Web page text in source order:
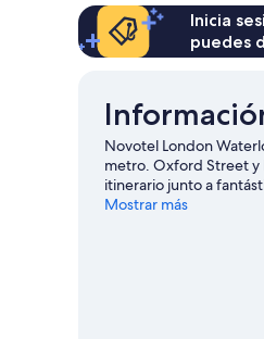
Inicia
puedes
Novotel London
metro. Oxford Street y
itinerario junto a
opción será llevarlos a
Mostrar más